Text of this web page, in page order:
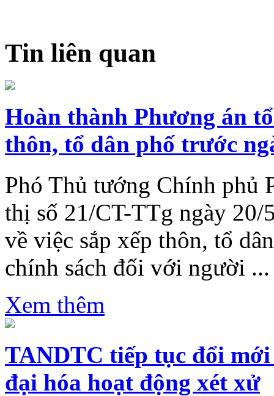
Tin liên quan
Hoàn thành Phương án
thôn, tổ dân phố trước
Phó Thủ tướng Chính phủ
thị số 21/CT-TTg ngày
về việc sắp xếp thôn, tổ
chính sách đối với người ...
Xem thêm
TANDTC tiếp tục đổi
đại hóa hoạt động xét xử